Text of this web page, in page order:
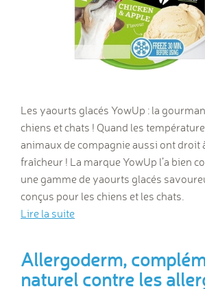
Les yaourts glacés YowUp : la
chiens et chats ! Quand les
animaux de compagnie aussi ont droit
fraîcheur ! La marque YowUp l’a bien
une gamme de yaourts glacés
conçus pour les chiens et les chats.
Lire la suite
Allergoderm,
naturel contre les